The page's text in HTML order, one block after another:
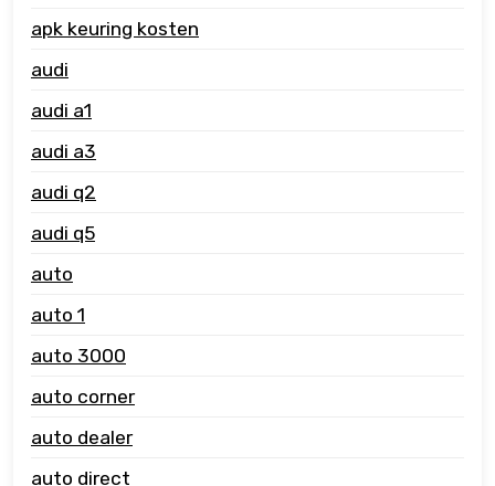
apk keuring kosten
audi
audi a1
audi a3
audi q2
audi q5
auto
auto 1
auto 3000
auto corner
auto dealer
auto direct